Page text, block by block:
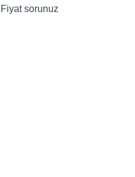
Fiyat sorunuz